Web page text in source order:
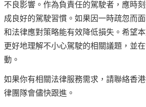
不良影響。作為負責任的駕駛者，應時
成良好的駕駛習慣。如果因一時疏忽而
和法律應對策略能有效降低損失。希望
更好地理解不小心駕駛的相關議題，並
動。
如果你有相關法律服務需求，請聯絡香
律團隊會儘快跟進。